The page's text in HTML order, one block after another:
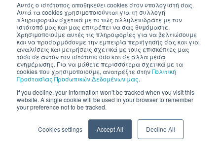
Αυτός ο ιστότοπος αποθηκεύει cookies στον υπολογιστή σας.
Αυτά τα cookies χρησιμοποιούνται για τη συλλογή
πληροφοριών σχετικά με το πώς αλληλεπιδράτε με τον
ιστότοπό μας και μας επιτρέπει να σας θυμόμαστε.
Χρησιμοποιούμε αυτές τις πληροφορίες για να βελτιώσουμε
και να προσαρμόσουμε την εμπειρία περιήγησής σας και για
αναλύσεις και μετρήσεις σχετικά με τους επισκέπτες μας
τόσο σε αυτόν τον ιστότοπο όσο και σε άλλα μέσα
ενημέρωσης. Για να μάθετε περισσότερα σχετικά με τα
cookies που χρησιμοποιούμε, ανατρέξτε στηνΠολιτική
Προστασίας Προσωπικών Δεδομένων μας.
If you decline, your information won’t be tracked when you visit this
website. A single cookie will be used in your browser to remember
your preference not to be tracked.
Cookies settings Accept All Decline All